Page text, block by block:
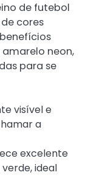
de futebol
cores
neon,
para se
visível e
a
excelente
ideal